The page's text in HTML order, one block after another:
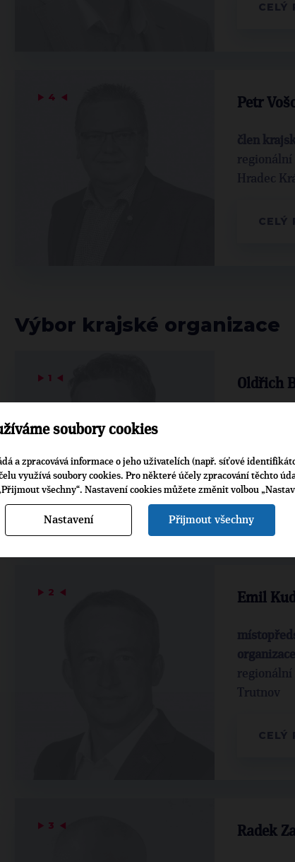
CELÝ
▶ 4 ◀ Petr
člen
regionální
Hradec
CELÝ
Výbor krajské organizace
▶ 1 ◀ Oldřich
Rychnov
CELÝ
▶ 2 ◀ Emil
organizace
regionální
Trutnov
CELÝ
▶ 3 ◀ Radek
soubory cookies
a zpracovává informace o jeho uživatelích (např. síťové
využívá soubory cookies. Pro některé účely zpracování těchto
všechny“. Nastavení cookies můžete změnit volbou
Nastavení Přijmout všechny